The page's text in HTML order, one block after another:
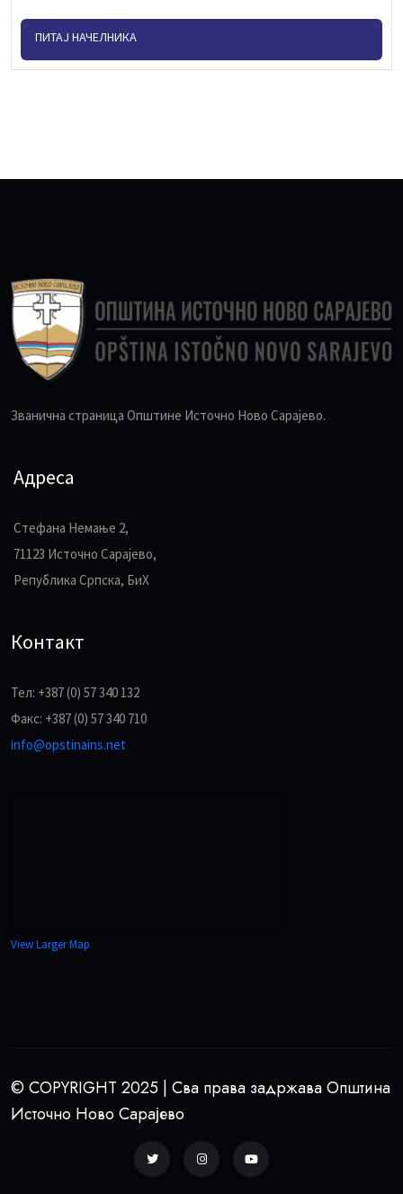
ПИТАЈ НАЧЕЛНИКА
Званична страница Општине Источно Ново Сарајево.
Адреса
Стефана Немање 2,
71123 Источно Сарајево,
Република Српска, БиХ
Контакт
Тел: +387 (0) 57 340 132
Факс: +387 (0) 57 340 710
info@opstinains.net
View Larger Map
© COPYRIGHT 2025 | Сва права задржава Општина
Источно Ново Сарајево